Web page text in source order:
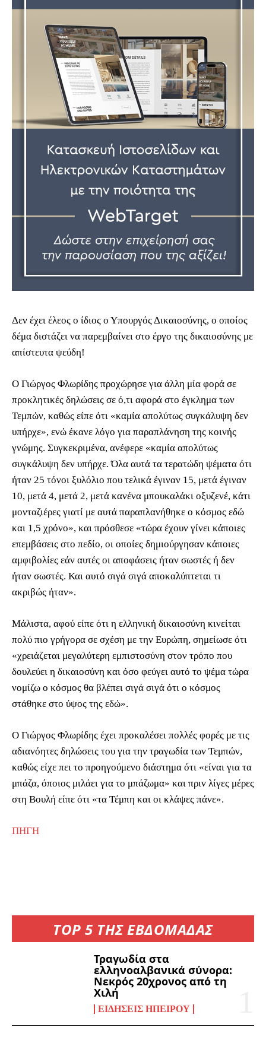
TOP 5 ΤΗΣ ΕΒΔΟΜΑΔΑΣ
Τραγωδία στα
ελληνοαλβανικά σύνορα:
Νεκρός 20χρονος από τη
Χιλή
ΕΙΔΉΣΕΙΣ ΗΠΕΊΡΟΥ
Δεν έχει έλεος ο ίδιος ο Υπουργός Δικαιοσύνης, ο οποίος
δέμα διστάζει να παρεμβαίνει στο έργο της δικαιοσύνης με
απίστευτα ψεύδη!
Ο Γιώργος Φλωρίδης προχώρησε για άλλη μία φορά σε
προκλητικές δηλώσεις σε ό,τι αφορά στο έγκλημα των
Τεμπών, καθώς είπε ότι «καμία απολύτως συγκάλυψη δεν
υπήρχε», ενώ έκανε λόγο για παραπλάνηση της κοινής
γνώμης. Συγκεκριμένα, ανέφερε «καμία απολύτως
συγκάλυψη δεν υπήρχε. Όλα αυτά τα τερατώδη ψέματα ότι
ήταν 25 τόνοι ξυλόλιο που τελικά έγιναν 15, μετά έγιναν
10, μετά 4, μετά 2, μετά κανένα μπουκαλάκι οξυζενέ, κάτι
μονταζιέρες γιατί με αυτά παραπλανήθηκε ο κόσμος εδώ
και 1,5 χρόνο», και πρόσθεσε «τώρα έχουν γίνει κάποιες
επεμβάσεις στο πεδίο, οι οποίες δημιούργησαν κάποιες
αμφιβολίες εάν αυτές οι αποφάσεις ήταν σωστές ή δεν
ήταν σωστές. Και αυτό σιγά σιγά αποκαλύπτεται τι
ακριβώς ήταν».
Μάλιστα, αφού είπε ότι η ελληνική δικαιοσύνη κινείται
πολύ πιο γρήγορα σε σχέση με την Ευρώπη, σημείωσε ότι
«χρειάζεται μεγαλύτερη εμπιστοσύνη στον τρόπο που
δουλεύει η δικαιοσύνη και όσο φεύγει αυτό το ψέμα τώρα
νομίζω ο κόσμος θα βλέπει σιγά σιγά ότι ο κόσμος
στάθηκε στο ύψος της εδώ».
Ο Γιώργος Φλωρίδης έχει προκαλέσει πολλές φορές με τις
αδιανόητες δηλώσεις του για την τραγωδία των Τεμπών,
καθώς είχε πει το προηγούμενο διάστημα ότι «είναι για τα
μπάζα, όποιος μιλάει για το μπάζωμα» και πριν λίγες μέρες
στη Βουλή είπε ότι «τα Τέμπη και οι κλάψες πάνε».
ΠΗΓΗ